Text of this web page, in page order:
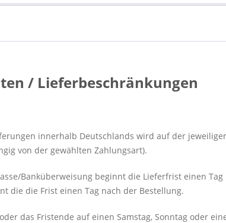
/ Lieferbeschränkungen
innerhalb Deutschlands wird auf der
von der gewählten Zahlungsart).
Banküberweisung beginnt die Lieferfrist einen
die die Frist einen Tag nach der Bestellung.
das Fristende auf einen Samstag, Sonntag oder